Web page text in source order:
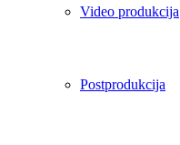
Video produkcija
Postprodukcija